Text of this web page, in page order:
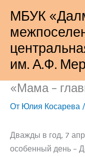
содержимому
МБУК
им. А.Ф.
«Мама –
От Юлия Косарева /
Дважды в год, 7
особенный день –